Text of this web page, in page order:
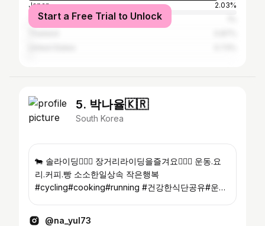
Japan
2.03%
Taiwan
Start a Free Trial to Unlock
5. 박나율🇰🇷
South Korea
🐄 솔라이딩🚴🏼‍♀️ 장거리라이딩을즐겨요🚴🏼‍♀️ 운동.요
리.커피.빵 소소한일상속 작은행복
#cycling#cooking#running #건강한식단공유#운동
@na_yul73